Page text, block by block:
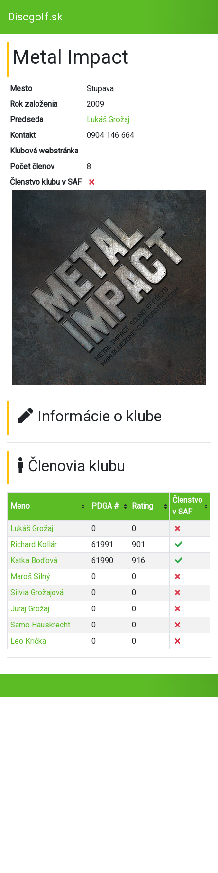
Discgolf.sk
Metal Impact
Mesto
Stupava
Rok založenia
2009
Predseda
Lukáš Grožaj
Kontakt
0904 146 664
Klubová webstránka
Počet členov
8
Členstvo klubu v SAF
Informácie o klube
Členovia klubu
Meno PDGA # Rating
Členstvo
v SAF
Lukáš Grožaj
0
0
Richard Kollár
61991
901
Katka Boďová
61990
916
Maroš Silný
0
0
Silvia Grožajová
0
0
Juraj Grožaj
0
0
Samo Hauskrecht
0
0
Leo Krička
0 0